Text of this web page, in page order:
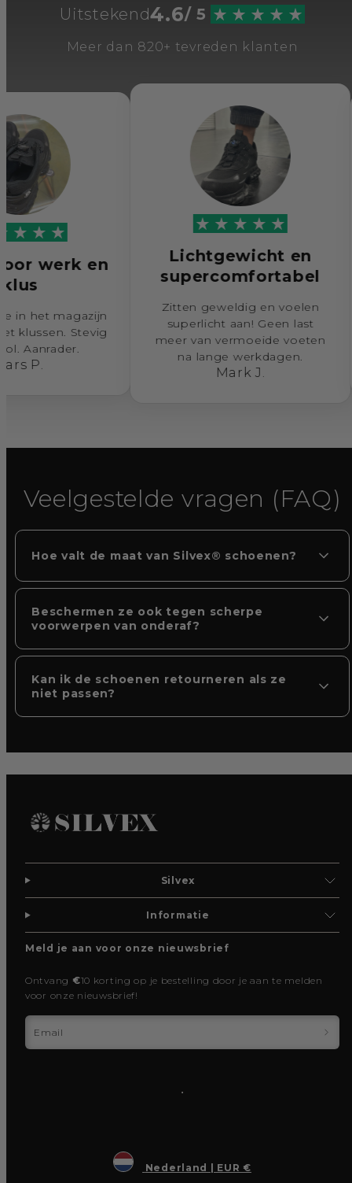
Uitstekend4.6/ 5
Meer dan 820+ tevreden klanten
en
magazijn
Stevig
Lichtgewicht en
supercomfortabel
Zitten geweldig en voelen
superlicht aan! Geen last
meer van vermoeide voeten
na lange werkdagen.
Mark J.
Veelgestelde vragen (FAQ)
Hoe valt de maat van Silvex® schoenen?
Beschermen ze ook tegen scherpe
voorwerpen van onderaf?
Kan ik de schoenen retourneren als ze
niet passen?
Silvex
Informatie
Meld je aan voor onze nieuwsbrief
Ontvang €10 korting op je bestelling door je aan te melden
voor onze nieuwsbrief!
Email
Nederland | EUR €